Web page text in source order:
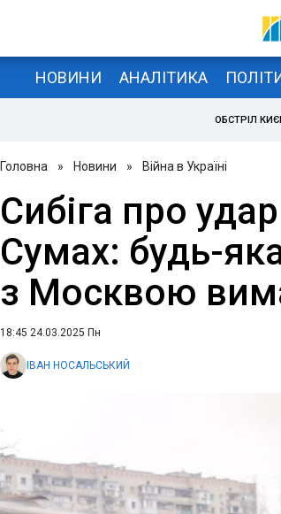
НОВИНИ АНАЛІТИКА
ОБСТРІЛ
Головна » Новини » Війна в Україні
Сибіга про
Сумах: будь-
з Москвою
18:45 24.03.2025 Пн
ІВАН НОСАЛЬСЬКИЙ